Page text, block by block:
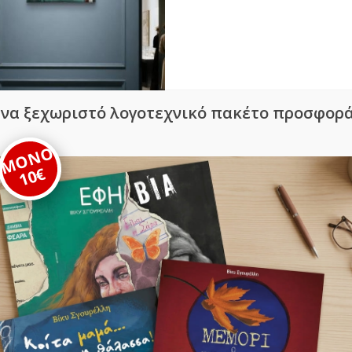
Maria 29 × 24 cm |
Acrylic on Canvas
195,00
ξεχωριστό λογοτεχνικό πακέτο
10€